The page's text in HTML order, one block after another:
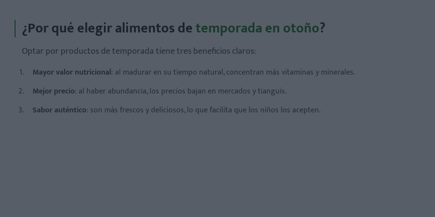
¿Por qué elegir alimentos detemporada en otoño?
Optar por productos de temporada tiene tres beneficios claros:
Mayor valor nutricional: al madurar en su tiempo natural, concentran más vitaminas y minerales.
Mejor precio: al haber abundancia, los precios bajan en mercados y tianguis.
Sabor auténtico: son más frescos y deliciosos, lo que facilita que los niños los acepten.